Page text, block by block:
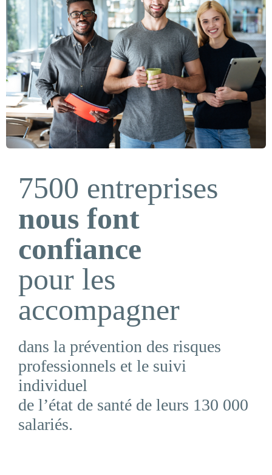
7500 entreprises
nous font
confiance
pour les
accompagner
dans la prévention des risques
professionnels et le suivi
individuel
de l’état de santé de leurs 130 000
salariés.